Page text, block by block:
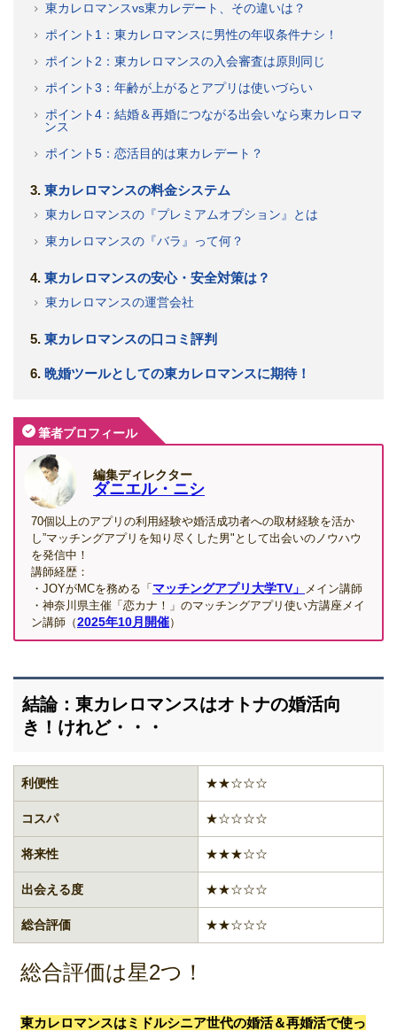
東カレロマンスvs東カレデート、その違いは？
ポイント1：東カレロマンスに男性の年収条件ナシ！
ポイント2：東カレロマンスの入会審査は原則同じ
ポイント3：年齢が上がるとアプリは使いづらい
ポイント4：結婚＆再婚につながる出会いなら東カレロマ
ンス
ポイント5：恋活目的は東カレデート？
東カレロマンスの料金システム
東カレロマンスの『プレミアムオプション』とは
東カレロマンスの『バラ』って何？
東カレロマンスの安心・安全対策は？
東カレロマンスの運営会社
東カレロマンスの口コミ評判
晩婚ツールとしての東カレロマンスに期待！
筆者プロフィール
編集ディレクター
ダニエル・ニシ
70個以上のアプリの利用経験や婚活成功者への取材経験を活か
し”マッチングアプリを知り尽くした男"として出会いのノウハウ
を発信中！
講師経歴：
・JOYがMCを務める「 マッチングアプリ大学TV」
メイン講師
・神奈川県主催「恋カナ！」のマッチングアプリ使い方講座メイ
ン講師（2025年10月開催）
結論：東カレロマンスはオトナの婚活向
き！けれど・・・
利便性 ★★☆☆☆
コスパ ★☆☆☆☆
将来性 ★★★☆☆
出会える度 ★★☆☆☆
総合評価 ★★☆☆☆
総合評価は星2つ！
東カレロマンスはミドルシニア世代の婚活＆再婚活で使っ